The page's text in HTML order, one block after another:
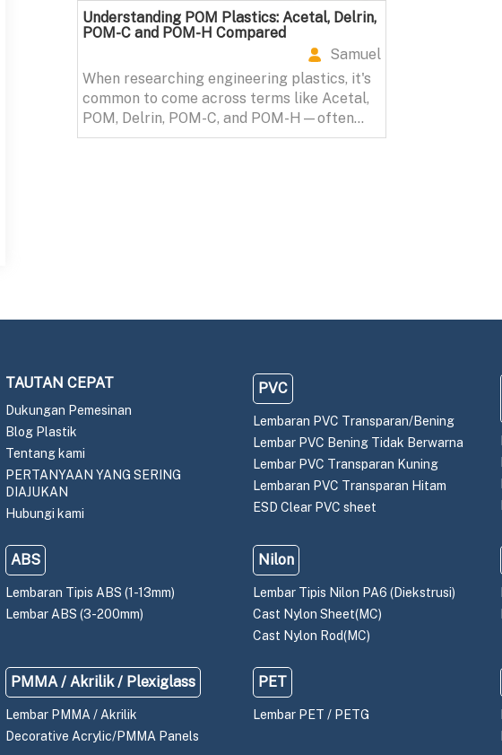
Understanding POM Plastics: Acetal, Delrin,
POM-C and POM-H Compared
Samuel
When researching engineering plastics, it's
common to come across terms like Acetal,
POM, Delrin, POM-C, and POM-H—often
used interchangeably.
TAUTAN CEPAT
Dukungan Pemesinan
Blog Plastik
Tentang kami
PERTANYAAN YANG SERING
DIAJUKAN
Hubungi kami
PVC
Lembaran PVC Transparan/Bening
Lembar PVC Bening Tidak Berwarna
Lembar PVC Transparan Kuning
Lembaran PVC Transparan Hitam
ESD Clear PVC sheet
ABS
Lembaran Tipis ABS (1-13mm)
Lembar ABS (3-200mm)
Nilon
Lembar Tipis Nilon PA6 (Diekstrusi)
Cast Nylon Sheet(MC)
Cast Nylon Rod(MC)
PMMA / Akrilik / Plexiglass
Lembar PMMA / Akrilik
Decorative Acrylic/PMMA Panels
PET
Lembar PET / PETG